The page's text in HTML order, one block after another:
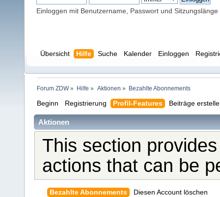
Einloggen mit Benutzername, Passwort und Sitzungslänge
Übersicht Hilfe Suche Kalender Einloggen
Forum ZDW» Hilfe » Aktionen » Bezahlte Abonnements
Beginn Registrierung Profil-Features Beiträge
Aktionen
This section
actions that can be
Bezahlte Abonnements Diesen Account löschen